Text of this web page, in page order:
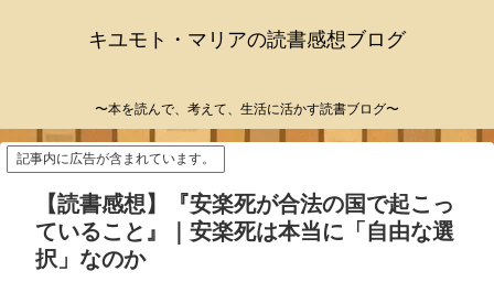
キユモト・マリアの読書感想ブログ
〜本を読んで、考えて、生活に活かす読書ブログ〜
記事内に広告が含まれています。
【読書感想】『安楽死が合法の国で起こっ
ていること』｜安楽死は本当に「自由な選
択」なのか